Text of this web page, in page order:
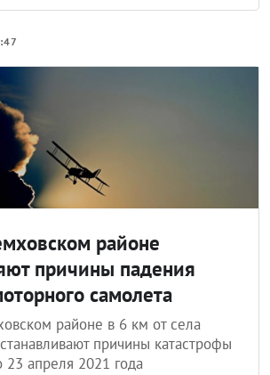
районе
причины падения
самолета
районе в 6 км от села
причины катастрофы
23 апреля 2021 года